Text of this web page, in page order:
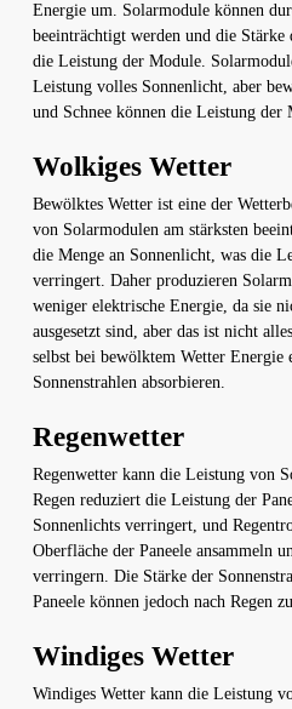
Energie um. Solarmodule können
beeinträchtigt werden und die Stärke
die Leistung der Module.
Leistung volles Sonnenlicht, aber
und Schnee können die Leistung der
Wolkiges Wetter
Bewölktes Wetter ist eine der
von Solarmodulen am stärksten
die Menge an Sonnenlicht, was die
verringert. Daher produzieren
weniger elektrische Energie, da sie
ausgesetzt sind, aber das ist nicht
selbst bei bewölktem Wetter Energie
Sonnenstrahlen absorbieren.
Regenwetter
Regenwetter kann die Leistung von
Regen reduziert die Leistung der
Sonnenlichts verringert, und
Oberfläche der Paneele ansammeln
verringern. Die Stärke der
Paneele können jedoch nach Regen
Windiges Wetter
Windiges Wetter kann die Leistung